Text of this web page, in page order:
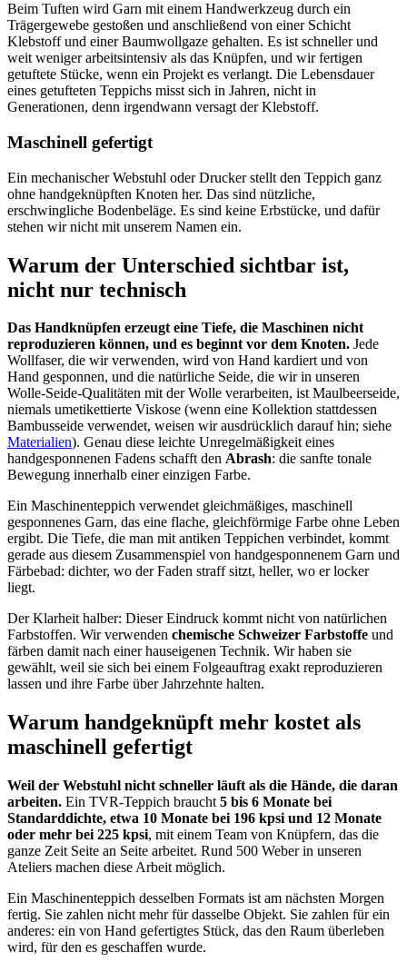
Beim Tuften wird Garn mit einem Handwerkzeug durch ein
Trägergewebe gestoßen und anschließend von einer Schicht
Klebstoff und einer Baumwollgaze gehalten. Es ist schneller und
weit weniger arbeitsintensiv als das Knüpfen, und wir fertigen
getuftete Stücke, wenn ein Projekt es verlangt. Die Lebensdauer
eines getufteten Teppichs misst sich in Jahren, nicht in
Generationen, denn irgendwann versagt der Klebstoff.
Maschinell gefertigt
Ein mechanischer Webstuhl oder Drucker stellt den Teppich ganz
ohne handgeknüpften Knoten her. Das sind nützliche,
erschwingliche Bodenbeläge. Es sind keine Erbstücke, und dafür
stehen wir nicht mit unserem Namen ein.
Warum der Unterschied sichtbar ist,
nicht nur technisch
Das Handknüpfen erzeugt eine Tiefe, die Maschinen nicht
reproduzieren können, und es beginnt vor dem Knoten. Jede
Wollfaser, die wir verwenden, wird von Hand kardiert und von
Hand gesponnen, und die natürliche Seide, die wir in unseren
Wolle-Seide-Qualitäten mit der Wolle verarbeiten, ist Maulbeerseide,
niemals umetikettierte Viskose (wenn eine Kollektion stattdessen
Bambusseide verwendet, weisen wir ausdrücklich darauf hin; siehe
Materialien). Genau diese leichte Unregelmäßigkeit eines
handgesponnenen Fadens schafft den Abrash: die sanfte tonale
Bewegung innerhalb einer einzigen Farbe.
Ein Maschinenteppich verwendet gleichmäßiges, maschinell
gesponnenes Garn, das eine flache, gleichförmige Farbe ohne Leben
ergibt. Die Tiefe, die man mit antiken Teppichen verbindet, kommt
gerade aus diesem Zusammenspiel von handgesponnenem Garn und
Färbebad: dichter, wo der Faden straff sitzt, heller, wo er locker
liegt.
Der Klarheit halber: Dieser Eindruck kommt nicht von natürlichen
Farbstoffen. Wir verwenden chemische Schweizer Farbstoffe und
färben damit nach einer hauseigenen Technik. Wir haben sie
gewählt, weil sie sich bei einem Folgeauftrag exakt reproduzieren
lassen und ihre Farbe über Jahrzehnte halten.
Warum handgeknüpft mehr kostet als
maschinell gefertigt
Weil der Webstuhl nicht schneller läuft als die Hände, die daran
arbeiten. Ein TVR-Teppich braucht 5 bis 6 Monate bei
Standarddichte, etwa 10 Monate bei 196 kpsi und 12 Monate
oder mehr bei 225 kpsi, mit einem Team von Knüpfern, das die
ganze Zeit Seite an Seite arbeitet. Rund 500 Weber in unseren
Ateliers machen diese Arbeit möglich.
Ein Maschinenteppich desselben Formats ist am nächsten Morgen
fertig. Sie zahlen nicht mehr für dasselbe Objekt. Sie zahlen für ein
anderes: ein von Hand gefertigtes Stück, das den Raum überleben
wird, für den es geschaffen wurde.